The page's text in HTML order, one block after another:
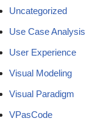
Uncategorized
Use Case Analysis
User Experience
Visual Modeling
Visual Paradigm
VPasCode